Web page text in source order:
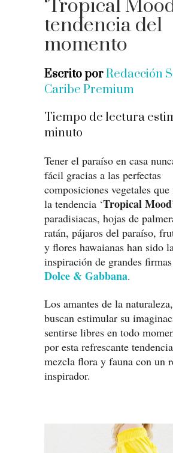
‘Tropical
tendencia del
momento
Escrito porRedacción
Caribe Premium
Tiempo de lectura
minuto
Tener el paraíso en casa
fácil gracias a las perfectas
composiciones vegetales
la tendencia ‘Tropical
paradisiacas, hojas de
ratán, pájaros del paraíso,
y flores hawaianas han sido
inspiración de grandes
Dolce & Gabbana.
Los amantes de la
buscan estimular su
sentirse libres en todo
por esta refrescante
mezcla flora y fauna con un
inspirador.